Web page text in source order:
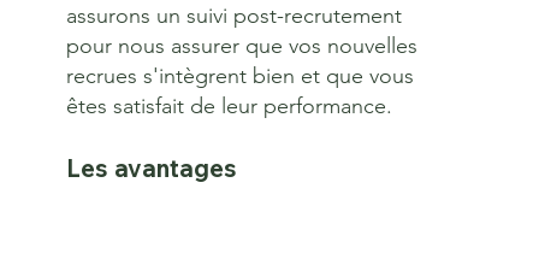
assurons un suivi post-recrutement
pour nous assurer que vos nouvelles
recrues s'intègrent bien et que vous
êtes satisfait de leur performance.
Les avantages